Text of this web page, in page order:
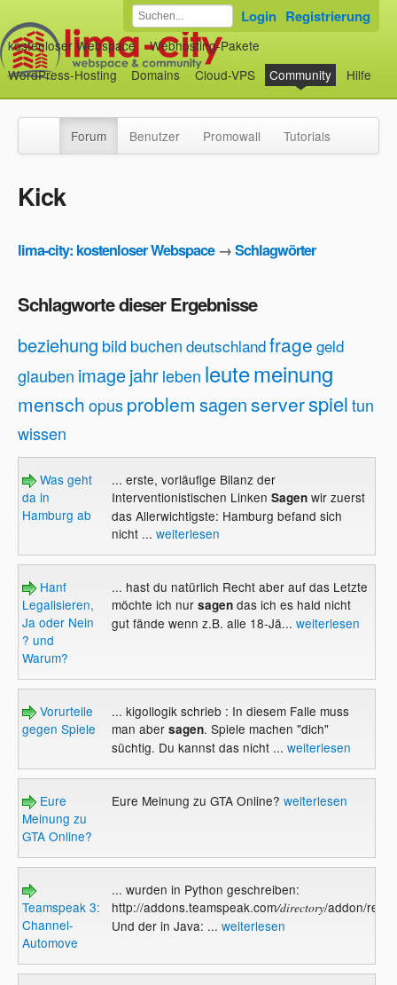
kostenloser Webspace
Webhosting-Pakete
WordPress-Hosting
Domains Cloud-VPS Community Hilfe
Login Registrierung
Forum Benutzer Promowall Tutorials
Kick
lima-city: kostenloser Webspace→Schlagwörter
Schlagworte dieser Ergebnisse
beziehung bild buchen deutschlandfrage geld
glauben imagejahrleben leutemeinung
menschopusproblem sagenserverspieltun
wissen
Was geht
da in
Hamburg ab
... erste, vorläufige Bilanz der
Interventionistischen Linken Sagenwir zuerst
das Allerwichtigste: Hamburg befand sich
nicht ... weiterlesen
Hanf
Legalisieren,
Ja oder Nein
? und
Warum?
... hast du natürlich Recht aber auf das Letzte
möchte ich nursagendas ich es hald nicht
gut fände wenn z.B. alle 18-Jä... weiterlesen
Vorurteile
gegen Spiele
... kigollogik schrieb : In diesem Falle muss
man abersagen. Spiele machen "dich"
süchtig. Du kannst das nicht ... weiterlesen
Eure
Meinung zu
GTA Online?
Eure Meinung zu GTA Online? weiterlesen
Teamspeak 3:
Channel-
Automove
... wurden in Python geschreiben:
http://addons.teamspeak.com/directory/addon/
Und der in Java: ... weiterlesen